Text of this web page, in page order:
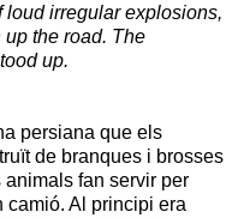
irregular explosions,
the road. The
up.
persiana que els
de branques i brosses
fan servir per
camió. Al principi era